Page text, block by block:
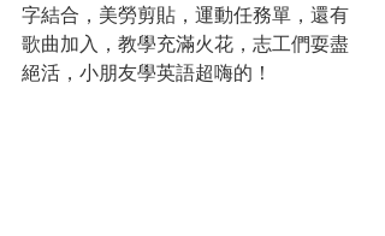
字結合，美勞剪貼，運動任務單，還有
歌曲加入，教學充滿火花，志工們耍盡
絕活，小朋友學英語超嗨的！